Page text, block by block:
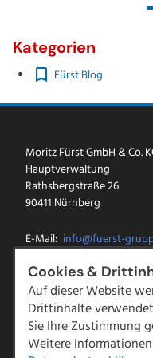
Kategorien
Fürst Blog
Moritz Fürst GmbH & Co.
Hauptverwaltung
Rathsbergstraße 26
90411 Nürnberg
E-Mail: info@fuerst-
Fax: 0911 5213-100
Facebook
Instagram
LinkedIn
Cookies &
Auf dieser Website
Drittinhalte
Sie Ihre Zustimmung
Weitere